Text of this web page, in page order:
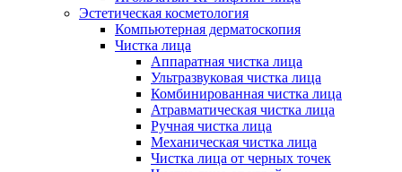
Эстетическая косметология
Компьютерная дерматоскопия
Чистка лица
Аппаратная чистка лица
Ультразвуковая чистка лица
Комбинированная чистка лица
Атравматическая чистка лица
Ручная чистка лица
Механическая чистка лица
Чистка лица от черных точек